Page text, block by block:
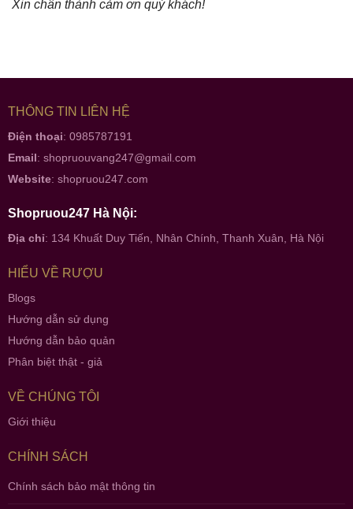
Xin chân thành cảm ơn quý khách!
THÔNG TIN LIÊN HỆ
Điện thoại: 0985787191
Email: shopruouvang247@gmail.com
Website: shopruou247.com
Shopruou247 Hà Nội:
Địa chỉ: 134 Khuất Duy Tiến, Nhân Chính, Thanh Xuân, Hà Nội
HIỂU VỀ RƯỢU
Blogs
Hướng dẫn sử dụng
Hướng dẫn bảo quản
Phân biệt thật - giả
VỀ CHÚNG TÔI
Giới thiệu
CHÍNH SÁCH
Chính sách bảo mật thông tin